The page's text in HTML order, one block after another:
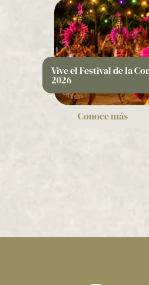
Vive el Festival de la
2026
Conoce más